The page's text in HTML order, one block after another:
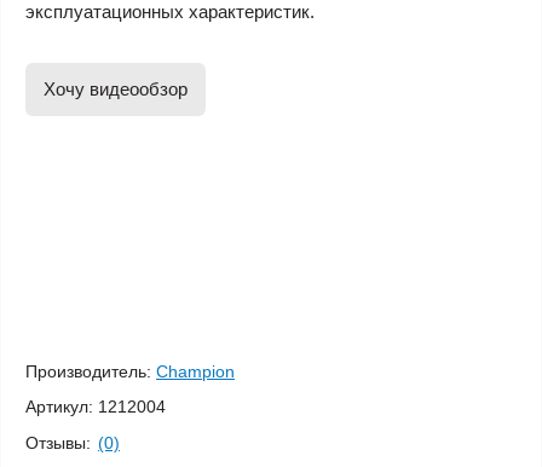
эксплуатационных характеристик.
Хочу видеообзор
Производитель: Champion
Артикул: 1212004
Отзывы: (0)